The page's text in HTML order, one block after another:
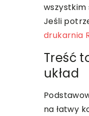
Jeśli
drukarnia
Treść
układ
na łatwy